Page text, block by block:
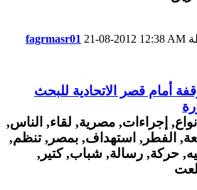
fagrmasr01 21-08-2012 12:38 AM
أمام قصر الاتحادية للبحث